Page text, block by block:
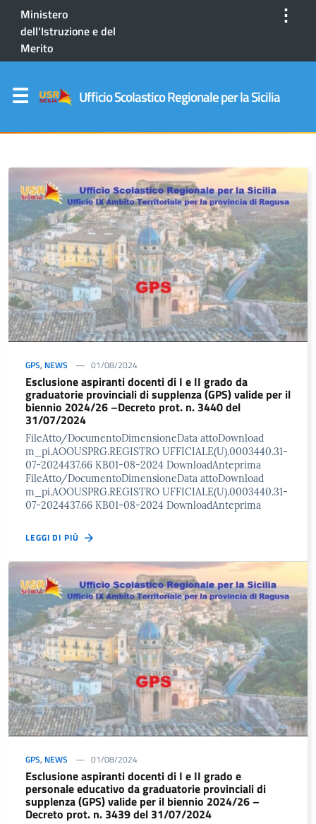
Ministero
dell'Istruzione e del
Merito
⋮
Ufficio Scolastico Regionale per la Sicilia
GPS, NEWS 01/08/2024
Esclusione aspiranti docenti di I e II grado da
graduatorie provinciali di supplenza (GPS) valide per il
biennio 2024/26 –Decreto prot. n. 3440 del
31/07/2024
FileAtto/DocumentoDimensioneData attoDownload
m_pi.AOOUSPRG.REGISTRO UFFICIALE(U).0003440.31-
07-2024437.66 KB01-08-2024 DownloadAnteprima
FileAtto/DocumentoDimensioneData attoDownload
m_pi.AOOUSPRG.REGISTRO UFFICIALE(U).0003440.31-
07-2024437.66 KB01-08-2024 DownloadAnteprima
LEGGI DI PIÙ
GPS, NEWS 01/08/2024
Esclusione aspiranti docenti di I e II grado e
personale educativo da graduatorie provinciali di
supplenza (GPS) valide per il biennio 2024/26 –
Decreto prot. n. 3439 del 31/07/2024